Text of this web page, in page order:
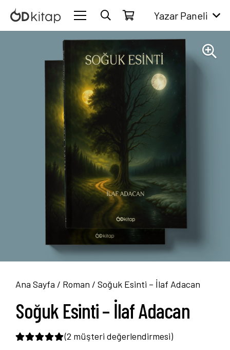
Yazar Paneli
Ana Sayfa / Roman / Soğuk Esinti – İlaf Adacan
Soğuk Esinti – İlaf Adacan
(2 müşteri değerlendirmesi)